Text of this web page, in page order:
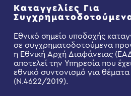
Καταγγελίες Για
Εθνικό σημείο υποδοχής
σε συγχρηματοδοτούμενα
η Εθνική Αρχή Διαφάνειας
αποτελεί την Υπηρεσία που
εθνικό συντονισμό για
(Ν.4622/2019).